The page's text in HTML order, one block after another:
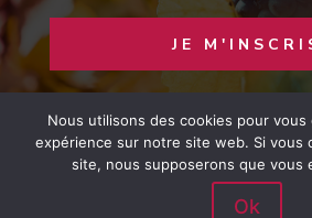
JE
Copyright © 2020 Jaime le Vin
by
LemonCom
Nous utilisons des cookies pour vous
expérience sur notre site web. Si vous
site, nous supposerons que vous
Ok